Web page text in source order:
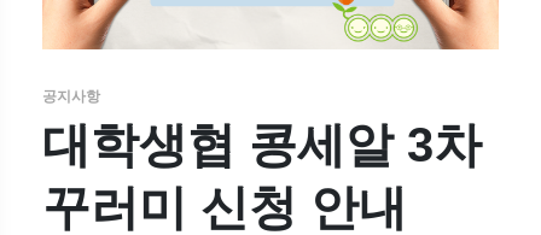
공지사항
대학생협 콩세알 3차
꾸러미 신청 안내